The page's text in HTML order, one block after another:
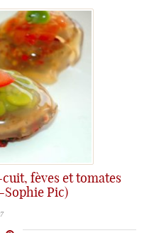
fèves et tomates
Sophie Pic)